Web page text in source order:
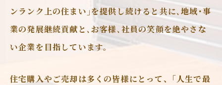
ンランク上の住まい｣を提供し続けると共に､地域･事
業の発展継続貢献と､お客様､社員の笑顔を絶やさな
い企業を目指しています。
住宅購入やご売却は多くの皆様にとって、｢人生で最